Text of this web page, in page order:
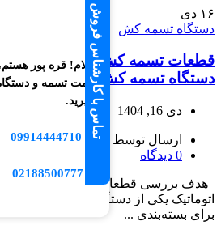
۱۶ دی
دستگاه تسمه کش
دستگاه تسمه کش
دی 16, 1404
ارسال توسط
نویسنده پک
0 دیدگاه
هدف بررسی قطعات تسمه کش نیمه
اتوماتیک یکی از دستگاه‌های پرکاربرد
برای بسته‌بندی ...
تماس با کارشناس فروشسلام! قره پور
قیمت تسمه و
بگیرید.
📱
09914444710